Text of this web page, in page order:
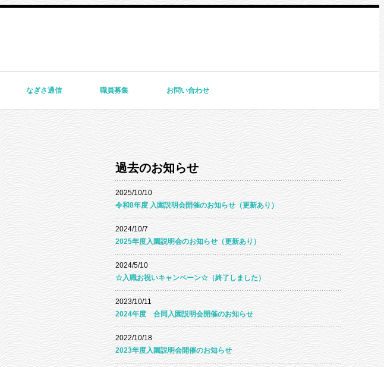
なぎさ通信 職員募集 お問い合わせ
過去のお知らせ
2025/10/10
令和8年度 入園説明会開催のお知らせ（更新あり）
2024/10/7
2025年度入園説明会のお知らせ（更新あり）
2024/5/10
☆入職お祝いキャンペーン☆（終了しました）
2023/10/11
2024年度 合同入園説明会開催のお知らせ
2022/10/18
2023年度入園説明会開催のお知らせ